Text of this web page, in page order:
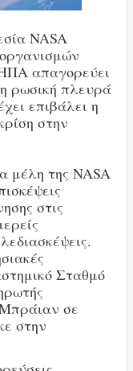
NASA
απαγορεύει
ρωσική πλευρά
επιβάλει η
στην
μέλη της NASA
στις
Σταθμό
σε
στην